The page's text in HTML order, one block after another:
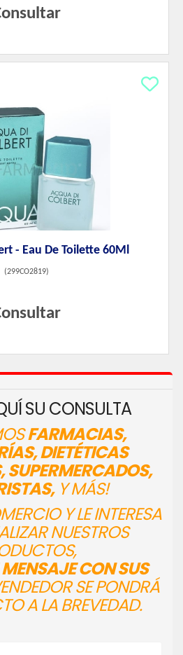
- Eau De Toilette 60Ml
(299CO2819)
SU CONSULTA
FARMACIAS,
DIETÉTICAS
SUPERMERCADOS,
Y MÁS!
Y LE INTERESA
NUESTROS
MENSAJE CON SUS
SE PONDRÁ
A LA BREVEDAD.